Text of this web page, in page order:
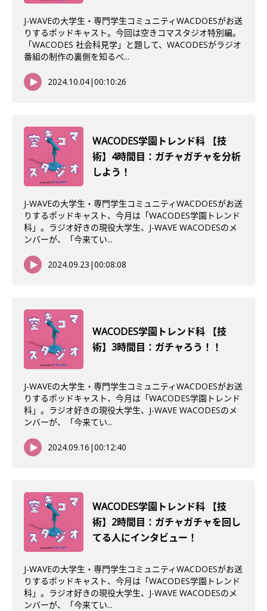
J-WAVEの大学生・専門学生コミュニティWACDOESがお送
りするポッドキャスト。今回は空きコマスタジオ特別編。
「WACODES 社会科見学」と題して、WACODESがラジオ
番組の制作の裏側を知るべ...
2024.10.04|00:10:26
WACODES学園トレンド科 【技
術】4時間目：ガチャガチャを分析
しよう！
J-WAVEの大学生・専門学生コミュニティWACDOESがお送
りするポッドキャスト、今月は「WACODES学園トレンド
科」。ラジオ好きの現役大学生、J-WAVE WACODESのメ
ンバーが、「今来てい...
2024.09.23 |00:08:08
WACODES学園トレンド科 【技
術】3時間目：ガチャろう！！
J-WAVEの大学生・専門学生コミュニティWACDOESがお送
りするポッドキャスト、今月は「WACODES学園トレンド
科」。ラジオ好きの現役大学生、J-WAVE WACODESのメ
ンバーが、「今来てい...
2024.09.16 |00:12:40
WACODES学園トレンド科 【技
術】2時間目：ガチャガチャを回し
てる人にインタビュー！
J-WAVEの大学生・専門学生コミュニティWACDOESがお送
りするポッドキャスト、今月は「WACODES学園トレンド
科」。ラジオ好きの現役大学生、J-WAVE WACODESのメ
ンバーが、「今来てい...